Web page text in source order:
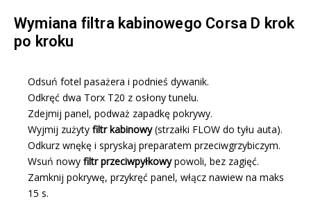
Wymiana filtra kabinowego Corsa D krok
po kroku
Odsuń fotel pasażera i podnieś dywanik.
Odkręć dwa Torx T20 z osłony tunelu.
Zdejmij panel, podważ zapadkę pokrywy.
Wyjmij zużyty filtr kabinowy(strzałki FLOW do tyłu auta).
Odkurz wnękę i spryskaj preparatem przeciwgrzybiczym.
Wsuń nowy filtr przeciwpyłkowypowoli, bez zagięć.
Zamknij pokrywę, przykręć panel, włącz nawiew na maks
15 s.